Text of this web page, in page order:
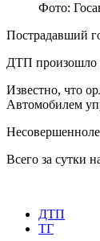
Фото:
Пострадавший
ДТП произошло
Известно, что
Автомобилем
Всего за сутки
ДТП
ТГ